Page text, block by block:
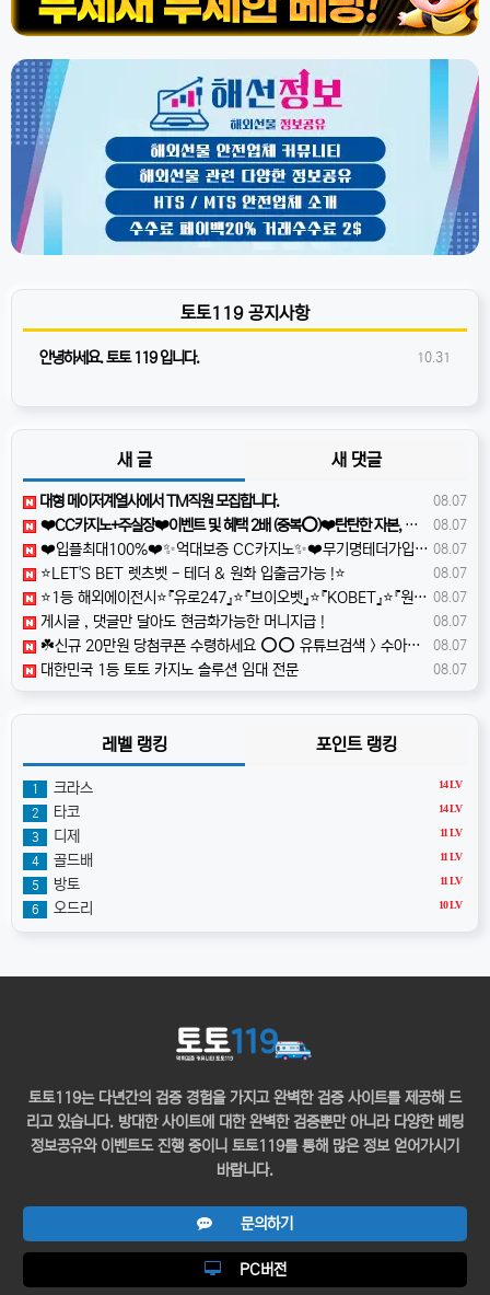
토토119 공지사항
10.31
안녕하세요. 토토 119 입니다.
새 글 새 댓글
08.07
️️대형 메이저계열사에서 TM직원 모집합니다.
08.07
❤️CC️카지노+주실장❤️이벤트 및 혜택 2배 (중복⭕️)❤️탄탄한 자본, 무사고 ✅빠른충환✅
08.07
❤️️입플최대100%❤️✨억대보증 CC카지노✨❤️무기명테더가입O❤️블랙가입O❤️승인전화X❤️
08.07
⭐️LET'S BET 렛츠벳 - 테더 & 원화 입출금가능 !⭐️
08.07
⭐️1등 해외에이전시⭐️『유로247』⭐️『브이오벳』⭐️『KOBET』⭐️『원커넥트』⭐️ e5nq
08.07
️️게시글 , 댓글만 달아도 현금화가능한 머니지급 !
08.07
☘️️신규 20만원 당첨쿠폰 수령하세요 ⭕️⭕️ 유튜브검색 > 수아영상방☘️
08.07
️대한민국️ 1등 토토 카지노 솔루션 임대 전문
레벨 랭킹 포인트 랭킹
14 LV
1 크라스
14 LV
2 타코
11 LV
3 디제
11 LV
4 골드배
11 LV
5 방토
10 LV
6 오드리
토토119는 다년간의 검증 경험을 가지고 완벽한 검증 사이트를 제공해 드
리고 있습니다. 방대한 사이트에 대한 완벽한 검증뿐만 아니라 다양한 베팅
정보공유와 이벤트도 진행 중이니 토토119를 통해 많은 정보 얻어가시기
바랍니다.
문의하기
PC버전